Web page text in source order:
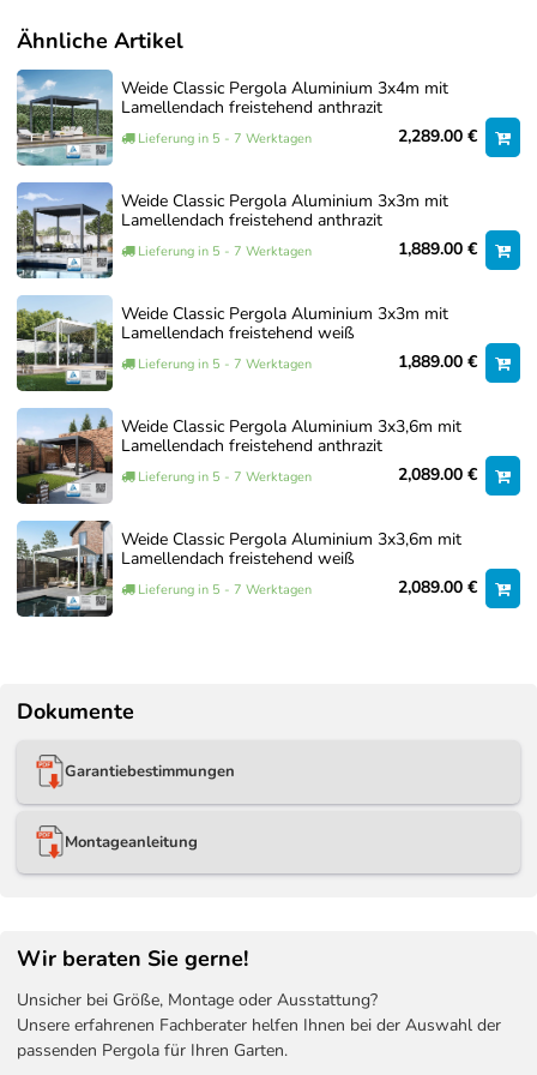
SANDPAPIER FINISH
WEISS / RAL
Pulverbeschichtung
Dokumente zum Artikel
Montageanleitung
Optionaler Aufbauservice
Sollten Sie den Aufbau nicht selbst durchführen wollen,
bieten wir Ihnen auf Wunsch auch einen professionellen
Aufbauservice an.
Gemeinsam mit erfahrenen Montagepartnern erstellen wir ein
individuelles Angebot, das auf Ihre konkrete Situation vor Ort
abgestimmt ist. Faktoren wie Größe der Pergola, Zubehör,
Untergrund und Zugänglichkeit werden dabei berücksichtigt.
Unser Aufbauservice wird von erfahrenen Montagepartnern
durchgeführt, die eigens von uns geschult wurden und unsere
Produkte bestens kennen. Auf Wunsch übernehmen wir auch
die Fundamentarbeiten, sodass Sie sich um nichts kümmern
müssen und Ihre Pergola rundum sorglos in Betrieb
genommen wird.
So erhalten Sie eine passgenaue Lösung für einen
fachgerechten Aufbau.
anfordern – 0€
Jetzt anfragen
Ähnliche Artikel
Weide Classic Pergola Aluminium 3x4m mit
Lamellendach freistehend anthrazit
Lieferung in 5 - 7 Werktagen 2,289.00 €
Weide Classic Pergola Aluminium 3x3m mit
Lamellendach freistehend anthrazit
Lieferung in 5 - 7 Werktagen 1,889.00 €
Weide Classic Pergola Aluminium 3x3m mit
Lamellendach freistehend weiß
Lieferung in 5 - 7 Werktagen 1,889.00 €
Weide Classic Pergola Aluminium 3x3,6m mit
Lamellendach freistehend anthrazit
Lieferung in 5 - 7 Werktagen 2,089.00 €
Weide Classic Pergola Aluminium 3x3,6m mit
Lamellendach freistehend weiß
Lieferung in 5 - 7 Werktagen 2,089.00 €
Dokumente
Garantiebestimmungen
Montageanleitung
Wir beraten Sie gerne!
Unsicher bei Größe, Montage oder Ausstattung?
Unsere erfahrenen Fachberater helfen Ihnen bei der Auswahl der
passenden Pergola für Ihren Garten.